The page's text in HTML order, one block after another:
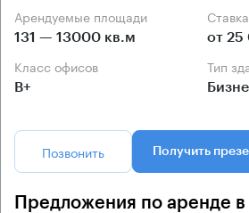
Арендуемые площади
131 — 13000 кв.м от 25
Класс офисов
B+
Тип
Позвонить Получить
Предложения по аренде